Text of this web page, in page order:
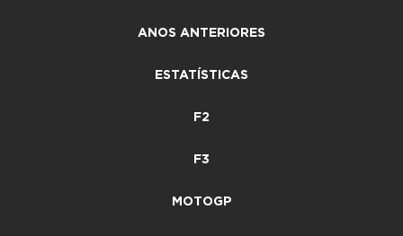
ANOS ANTERIORES
ESTATÍSTICAS
F2
F3
MOTOGP